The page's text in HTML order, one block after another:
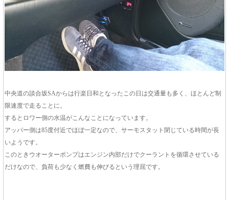
中央道の談合坂SAからは行楽日和となったこの日は交通量も多く、ほとんど制
限速度で走ることに。
するとロワー側の水温がこんなことになっています。
アッパー側は85度付近でほぼ一定なので、サーモスタット閉じている時間が長
いようです。
このときウオーターポンプはエンジン内部だけでクーラントを循環させている
だけなので、負荷も少なく燃費も伸びるという理屈です。